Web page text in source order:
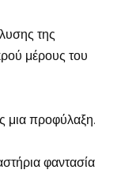
της
μέρους του
μια προφύλαξη.
φαντασία